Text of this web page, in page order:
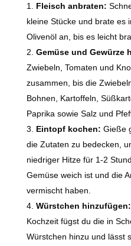
Fleisch anbraten:
kleine Stücke und brate es
Olivenöl an, bis es leicht
Gemüse und Gewürze
Zwiebeln, Tomaten und
zusammen, bis die
Bohnen, Kartoffeln,
Paprika sowie Salz und
Eintopf kochen: Gieße
die Zutaten zu bedecken,
niedriger Hitze für 1-2
Gemüse weich ist und die
vermischt haben.
Würstchen hinzufügen:
Kochzeit fügst du die in
Würstchen hinzu und lässt